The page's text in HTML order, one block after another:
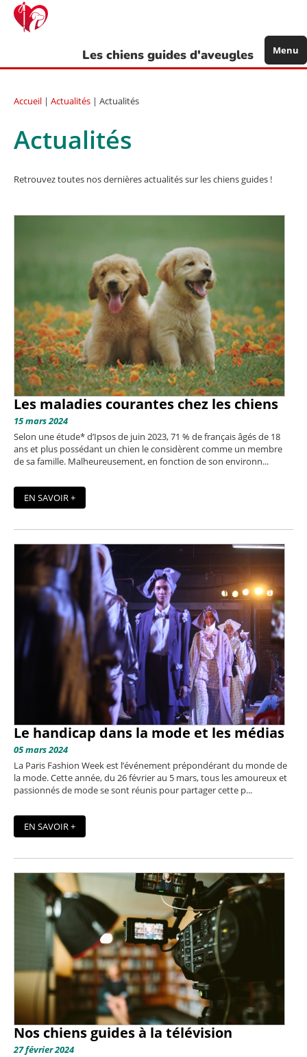
Aller
contenu
Les chiens guides d'aveugles Menu
Accueil | Actualités | Actualités
Actualités
Retrouvez toutes nos dernières actualités sur les chiens guides !
Les maladies courantes chez les chiens
15 mars 2024
Selon une étude* d’Ipsos de juin 2023, 71 % de français âgés de 18
ans et plus possédant un chien le considèrent comme un membre
de sa famille. Malheureusement, en fonction de son environn...
EN SAVOIR +
Le handicap dans la mode et les médias
05 mars 2024
La Paris Fashion Week est l’événement prépondérant du monde de
la mode. Cette année, du 26 février au 5 mars, tous les amoureux et
passionnés de mode se sont réunis pour partager cette p...
EN SAVOIR +
Nos chiens guides à la télévision
27 février 2024